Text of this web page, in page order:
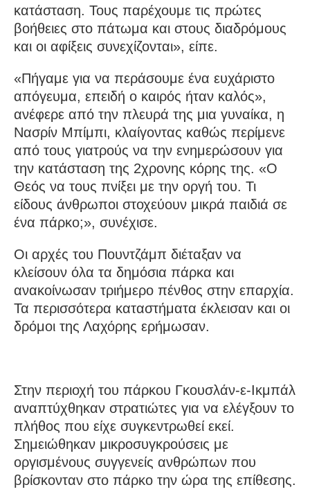
κατάσταση. Τους παρέχουμε τις πρώτες
βοήθειες στο πάτωμα και στους διαδρόμους
και οι αφίξεις συνεχίζονται», είπε.
«Πήγαμε για να περάσουμε ένα ευχάριστο
απόγευμα, επειδή ο καιρός ήταν καλός»,
ανέφερε από την πλευρά της μια γυναίκα, η
Νασρίν Μπίμπι, κλαίγοντας καθώς περίμενε
από τους γιατρούς να την ενημερώσουν για
την κατάσταση της 2χρονης κόρης της. «Ο
Θεός να τους πνίξει με την οργή του. Τι
είδους άνθρωποι στοχεύουν μικρά παιδιά σε
ένα πάρκο;», συνέχισε.
Οι αρχές του Πουντζάμπ διέταξαν να
κλείσουν όλα τα δημόσια πάρκα και
ανακοίνωσαν τριήμερο πένθος στην επαρχία.
Τα περισσότερα καταστήματα έκλεισαν και οι
δρόμοι της Λαχόρης ερήμωσαν.
Στην περιοχή του πάρκου Γκουσλάν-ε-Ικμπάλ
αναπτύχθηκαν στρατιώτες για να ελέγξουν το
πλήθος που είχε συγκεντρωθεί εκεί.
Σημειώθηκαν μικροσυγκρούσεις με
οργισμένους συγγενείς ανθρώπων που
βρίσκονταν στο πάρκο την ώρα της επίθεσης.